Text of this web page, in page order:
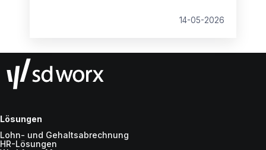
14-05-2026
Lösungen
Lohn- und Gehaltsabrechnung
HR-Lösungen